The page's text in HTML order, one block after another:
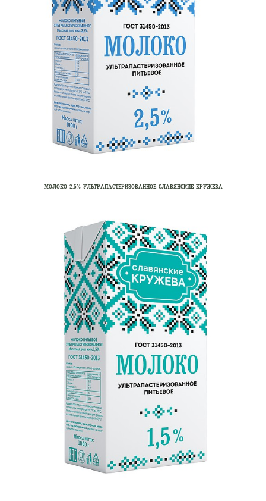
МОЛОКО 2,5% УЛЬТРАПАСТЕРИЗОВАННОЕ СЛАВЯНСКИЕ КРУЖЕВА